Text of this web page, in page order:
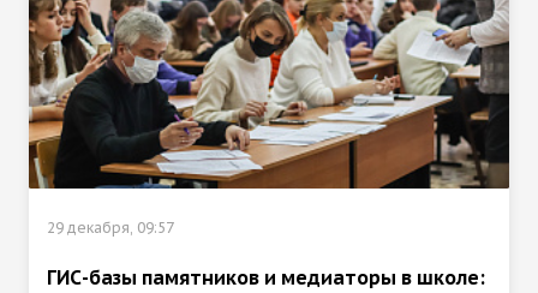
29 декабря, 09:57
ГИС-базы памятников и медиаторы в школе: